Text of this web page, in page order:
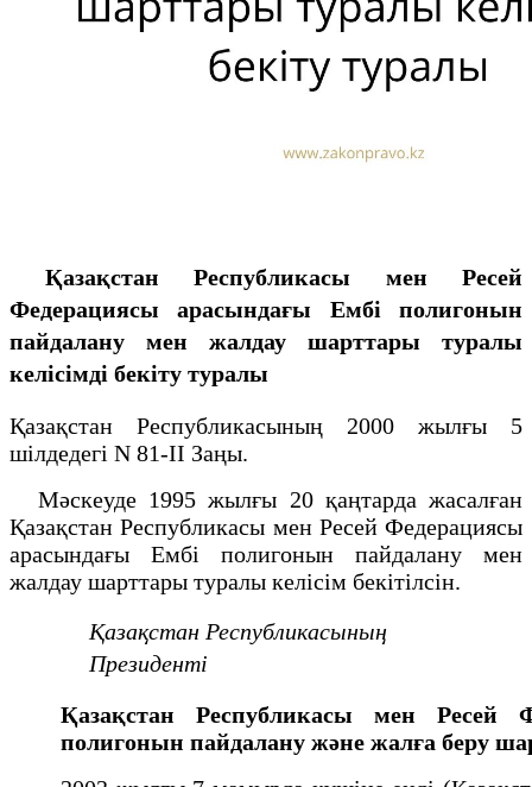
Қазақстан Республикасы мен Ресей
Федерациясы арасындағы Ембі полигонын
пайдалану мен жалдау шарттары туралы
келісімді бекіту туралы
Қазақстан Республикасының 2000 жылғы 5
шілдедегі N 81-ІІ Заңы.
Мәскеуде 1995 жылғы 20 қаңтарда жасалған
Қазақстан Республикасы мен Ресей Федерациясы
арасындағы Ембі полигонын пайдалану мен
жалдау шарттары туралы келісім бекітілсін.
Қазақстан Республикасының
Президенті
Қазақстан Республикасы мен Ресей
полигонын пайдалану және жалға беру